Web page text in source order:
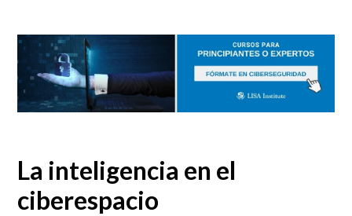
La inteligencia en el
ciberespacio